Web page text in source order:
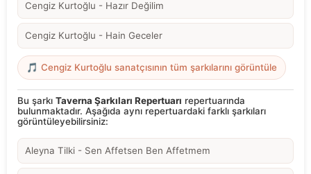
Cengiz Kurtoğlu - Hazır Değilim
Cengiz Kurtoğlu - Hain Geceler
🎵 Cengiz Kurtoğlu sanatçısının tüm şarkılarını görüntüle
Bu şarkı Taverna Şarkıları Repertuarı repertuarında
bulunmaktadır. Aşağıda aynı repertuardaki farklı şarkıları
görüntüleyebilirsiniz:
Aleyna Tilki - Sen Affetsen Ben Affetmem